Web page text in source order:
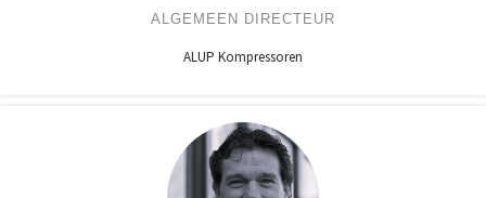
ALGEMEEN DIRECTEUR
ALUP Kompressoren